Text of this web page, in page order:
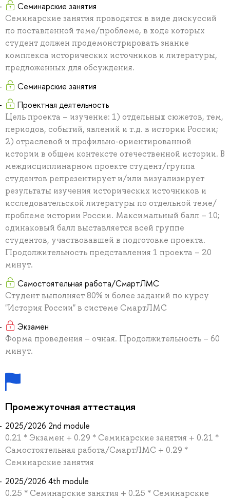
Семинарские занятия
Семинарские занятия проводятся в виде дискуссий
по поставленной теме/проблеме, в ходе которых
студент должен продемонстрировать знание
комплекса исторических источников и литературы,
предложенных для обсуждения.
Семинарские занятия
Проектная деятельность
Цель проекта – изучение: 1) отдельных сюжетов, тем,
периодов, событий, явлений и т.д. в истории России;
2) отраслевой и профильно-ориентированной
истории в общем контексте отечественной истории. В
междисциплинарном проекте студент/группа
студентов репрезентирует и/или визуализирует
результаты изучения исторических источников и
исследовательской литературы по отдельной теме/
проблеме истории России. Максимальный балл – 10;
одинаковый балл выставляется всей группе
студентов, участвовавшей в подготовке проекта.
Продолжительность представления 1 проекта – 20
минут.
Самостоятельная работа/СмартЛМС
Студент выполняет 80% и более заданий по курсу
"История России" в системе СмартЛМС
Экзамен
Форма проведения – очная. Продолжительность – 60
минут.
Промежуточная аттестация
2025/2026 2nd module
0.21 * Экзамен + 0.29 * Семинарские занятия + 0.21 *
Самостоятельная работа/СмартЛМС + 0.29 *
Семинарские занятия
2025/2026 4th module
0.25 * Семинарские занятия + 0.25 * Семинарские